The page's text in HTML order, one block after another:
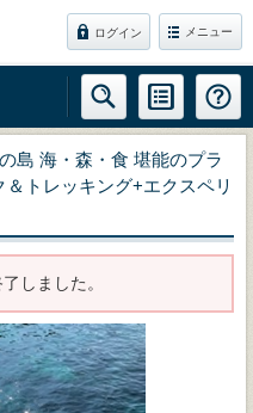
ログイン メニュー
島 海・森・食 堪能のプラ
トレッキング+エクスペリ
しました。